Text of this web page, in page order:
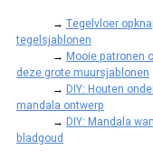
	→
Tegelvloer
tegelsjablonen
	→
Mooie patronen
deze grote muursjablonen
	→
DIY: Houten
mandala ontwerp
	→
DIY: Mandala
bladgoud